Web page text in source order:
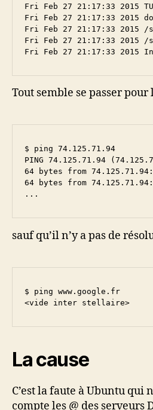
Fri Feb 27 21:17:33 2015
Fri Feb 27 21:17:33 2015
Fri Feb 27 21:17:33 2015
Fri Feb 27 21:17:33 2015 /
Tout semble se passer
$ ping 74.125.71.94
PING 74.125.71.94
64 bytes from
64 bytes from
...
sauf qu’il n’y a pas de
$ ping www.google.fr
<vide inter stellaire>
La cause
C’est la faute à Ubuntu qui
compte les @ des serveurs